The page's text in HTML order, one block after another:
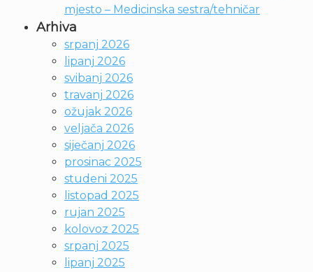
mjesto – Medicinska sestra/tehničar
Arhiva
srpanj 2026
lipanj 2026
svibanj 2026
travanj 2026
ožujak 2026
veljača 2026
siječanj 2026
prosinac 2025
studeni 2025
listopad 2025
rujan 2025
kolovoz 2025
srpanj 2025
lipanj 2025